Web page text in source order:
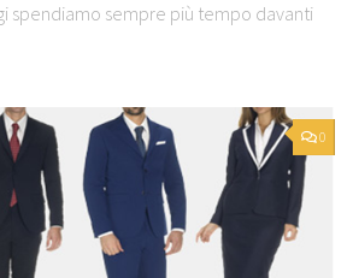
spendiamo sempre più tempo davanti
0